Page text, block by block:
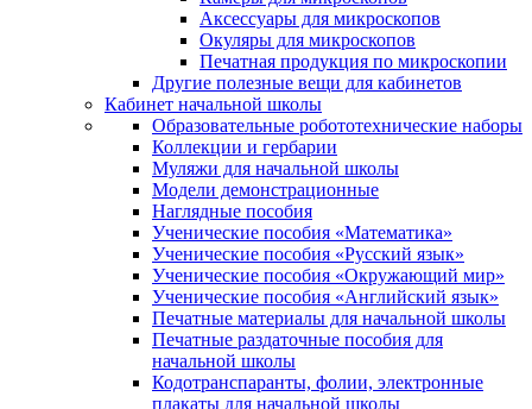
Аксессуары для микроскопов
Окуляры для микроскопов
Печатная продукция по микроскопии
Другие полезные вещи для кабинетов
Кабинет начальной школы
Образовательные робототехнические наборы
Коллекции и гербарии
Муляжи для начальной школы
Модели демонстрационные
Наглядные пособия
Ученические пособия «Математика»
Ученические пособия «Русский язык»
Ученические пособия «Окружающий мир»
Ученические пособия «Английский язык»
Печатные материалы для начальной школы
Печатные раздаточные пособия для
начальной школы
Кодотранспаранты, фолии, электронные
плакаты для начальной школы